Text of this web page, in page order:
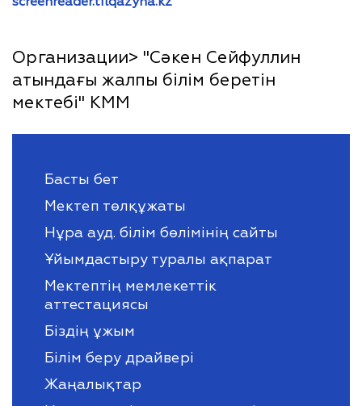
Организации> "Сәкен Сейфуллин
атындағы жалпы білім беретін
мектебі" КММ
Басты бет
Мектеп төлқұжаты
Нұра ауд. білім бөлімінің сайты
Ұйымдастыру туралы ақпарат
Мектептің мемлекеттік
аттестациясы
Біздің ұжым
Білім беру драйвері
Жаңалықтар